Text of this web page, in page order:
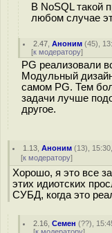
В NoSQL такой
любом случае
2.47 ,Аноним (45),
[к модератору]
PG реализовали
Модульный
самом PG. Тем
задачи лучше
другое.
1.13 ,Аноним (13),
[к модератору]
Хорошо, я это все
этих идиотских
СУБД, когда это
2.16 ,Семен (??),